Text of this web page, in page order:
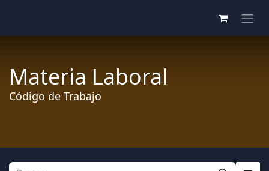
Materia Laboral
Código de Trabajo